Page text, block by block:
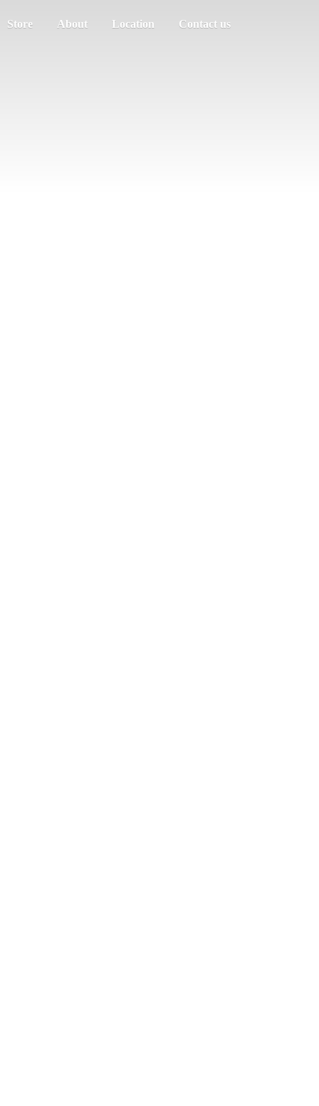
Store About Location Contact us